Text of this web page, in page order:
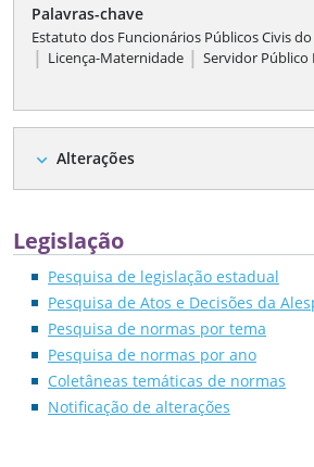
Palavras-chave
Estatuto dos Funcionários Públicos Civis
| Licença-Maternidade | Servidor Público
expand_more Alterações
Legislação
Pesquisa de legislação estadual
Pesquisa de Atos e Decisões da
Pesquisa de normas por tema
Pesquisa de normas por ano
Coletâneas temáticas de normas
Notificação de alterações